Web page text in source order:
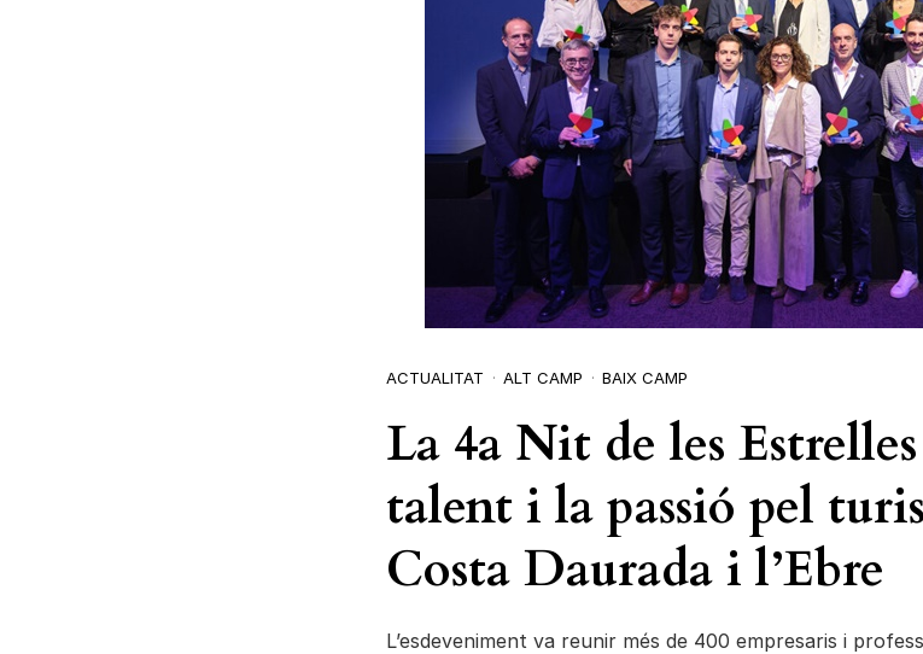
ACTUALITAT ALT CAMP BAIX CAMP
La 4a Nit de les
talent i la passió pel
Costa Daurada i l’Ebre
L’esdeveniment va reunir més de 400 empresaris i